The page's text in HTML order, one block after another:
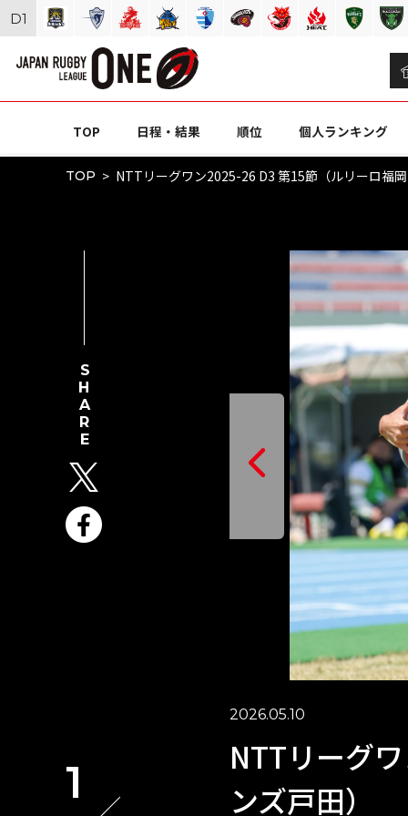
TOP 日程・結果 順位 個人ランキング
TOP NTTリーグワン2025-26 D3 第15節（ルリーロ福
2026.05.10
NTTリーグ
ンズ戸田）
SHARE
1
D1